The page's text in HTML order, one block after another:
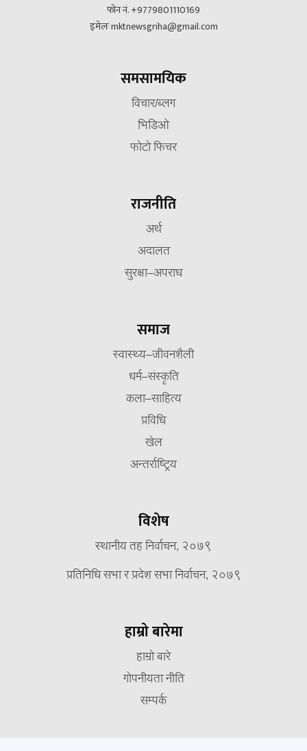
फोन नं. +9779801110169
इमेलः mktnewsgriha@gmail.com
समसामयिक
विचार/ब्लग
भिडिओ
फोटो फिचर
राजनीति
अर्थ
अदालत
सुरक्षा–अपराध
समाज
स्वास्थ्य–जीवनशैली
धर्म–संस्कृति
कला–साहित्य
प्रविधि
खेल
अन्तर्राष्ट्रिय
विशेष
स्थानीय तह निर्वाचन, २०७९
प्रतिनिधि सभा र प्रदेश सभा निर्वाचन, २०७९
हाम्रो बारेमा
हाम्रो बारे
गोपनीयता नीति
सम्पर्क